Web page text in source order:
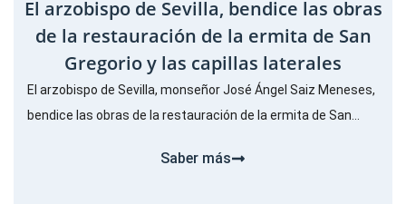
El arzobispo de Sevilla, bendice las obras
de la restauración de la ermita de San
Gregorio y las capillas laterales
El arzobispo de Sevilla, monseñor José Ángel Saiz Meneses,
bendice las obras de la restauración de la ermita de San...
Saber más